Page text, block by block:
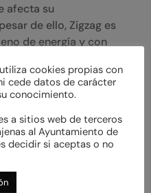
afecta su
de ello, Zigzag es
de energía y con
sentirse seguro y
una familia que
y esté dispuesta
necesita para seguir
para
lo hacen un
cookies propias con
cede datos de carácter
conocimiento.
a sitios web de terceros
al Ayuntamiento de
decidir si aceptas o no